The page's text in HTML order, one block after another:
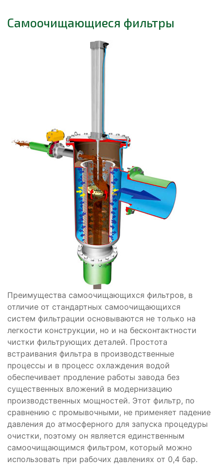
Самоочищающиеся фильтры
Преимущества самоочищающихся фильтров, в
отличие от стандартных самоочищающихся
систем фильтрации основываются не только на
легкости конструкции, но и на бесконтактности
чистки фильтрующих деталей. Простота
встраивания фильтра в производственные
процессы и в процесс охлаждения водой
обеспечивает продление работы завода без
существенных вложений в модернизацию
производственных мощностей. Этот фильтр, по
сравнению с промывочными, не применяет падение
давления до атмосферного для запуска процедуры
очистки, поэтому он является единственным
самоочищающимся фильтром, который можно
использовать при рабочих давлениях от 0,4 бар.